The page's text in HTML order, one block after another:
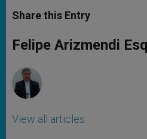
t
s
p
p
s
e
g
e
e
b
o
k
r
Share this Entry
Felipe Arizmendi
View all articles